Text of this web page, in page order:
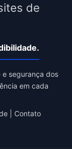
de
segurança dos
em cada
Contato